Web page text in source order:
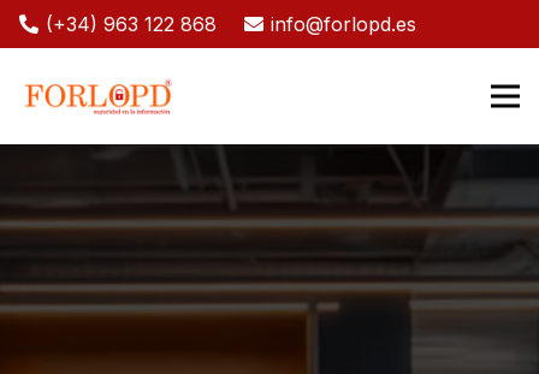
(+34) 963 122 868 info@forlopd.es